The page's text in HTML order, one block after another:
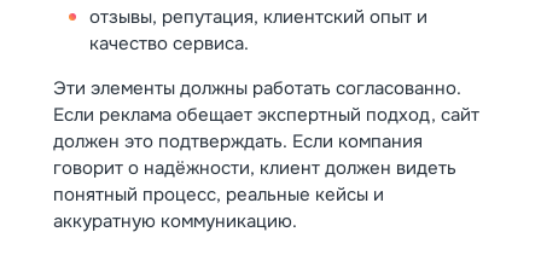
отзывы, репутация, клиентский опыт и
качество сервиса.
Эти элементы должны работать согласованно.
Если реклама обещает экспертный подход, сайт
должен это подтверждать. Если компания
говорит о надёжности, клиент должен видеть
понятный процесс, реальные кейсы и
аккуратную коммуникацию.